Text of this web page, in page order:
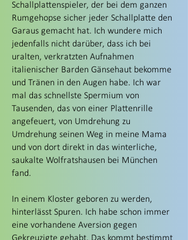
Schallplattenspieler, der bei dem ganzen
Rumgehopse sicher jeder Schallplatte den
Garaus gemacht hat. Ich wundere mich
jedenfalls nicht darüber, dass ich bei
uralten, verkratzten Aufnahmen
italienischer Barden Gänsehaut bekomme
und Tränen in den Augen habe. Ich war
mal das schnellste Spermium von
Tausenden, das von einer Plattenrille
angefeuert, von Umdrehung zu
Umdrehung seinen Weg in meine Mama
und von dort direkt in das winterliche,
saukalte Wolfratshausen bei München
fand.
In einem Kloster geboren zu werden,
hinterlässt Spuren. Ich habe schon immer
eine vorhandene Aversion gegen